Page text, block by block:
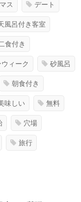
ス デート
風呂付き客室
食付き
ィーク 砂風呂
朝食付き
味しい 無料
穴場
旅行